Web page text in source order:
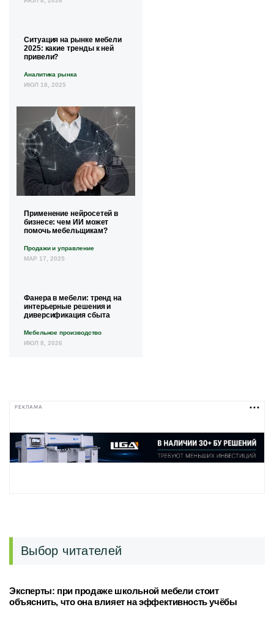
Ситуация на рынке мебели
2025: какие тренды к ней
привели?
Аналитика рынка
ИЮЛ 18, 2025
Применение нейросетей в
бизнесе: чем ИИ может
помочь мебельщикам?
Продажи и управление
МАР 17, 2025
Фанера в мебели: тренд на
интерьерные решения и
диверсификация сбыта
Мебельное производство
ИЮЛ 8, 2026
РЕКЛАМА
Выбор читателей
Эксперты: при продаже школьной мебели стоит
объяснить, что она влияет на эффективность учёбы